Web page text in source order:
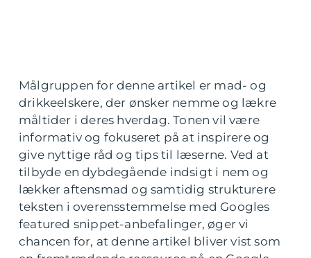
Målgruppen for denne artikel er mad- og
drikkeelskere, der ønsker nemme og lækre
måltider i deres hverdag. Tonen vil være
informativ og fokuseret på at inspirere og
give nyttige råd og tips til læserne. Ved at
tilbyde en dybdegående indsigt i nem og
lækker aftensmad og samtidig strukturere
teksten i overensstemmelse med Googles
featured snippet-anbefalinger, øger vi
chancen for, at denne artikel bliver vist som